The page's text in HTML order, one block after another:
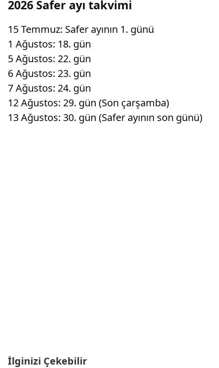
2026 Safer ayı takvimi
15 Temmuz: Safer ayının 1. günü
1 Ağustos: 18. gün
5 Ağustos: 22. gün
6 Ağustos: 23. gün
7 Ağustos: 24. gün
12 Ağustos: 29. gün (Son çarşamba)
13 Ağustos: 30. gün (Safer ayının son günü)
İlginizi Çekebilir